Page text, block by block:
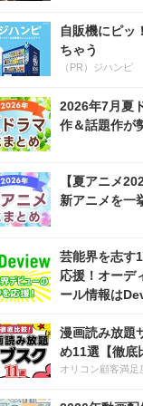
自販機にピッ
ちゃう
（PR）ジハンピ
2026年7月夏
作＆話題作が
【夏アニメ
新アニメを一
芸能界を志す
応援！オーデ
ール情報は
漫画読み放題
め11選【徹底
オリコン顧客満足